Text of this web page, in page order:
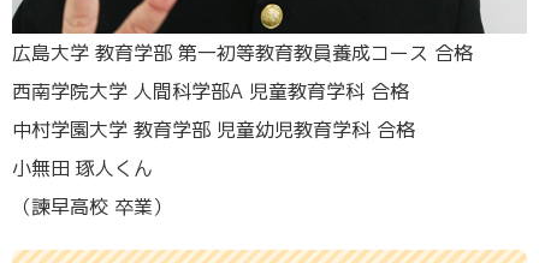
広島大学 教育学部 第一初等教育教員養成コース 合格
西南学院大学 人間科学部A 児童教育学科 合格
中村学園大学 教育学部 児童幼児教育学科 合格
小無田 琢人くん
（諫早高校 卒業）